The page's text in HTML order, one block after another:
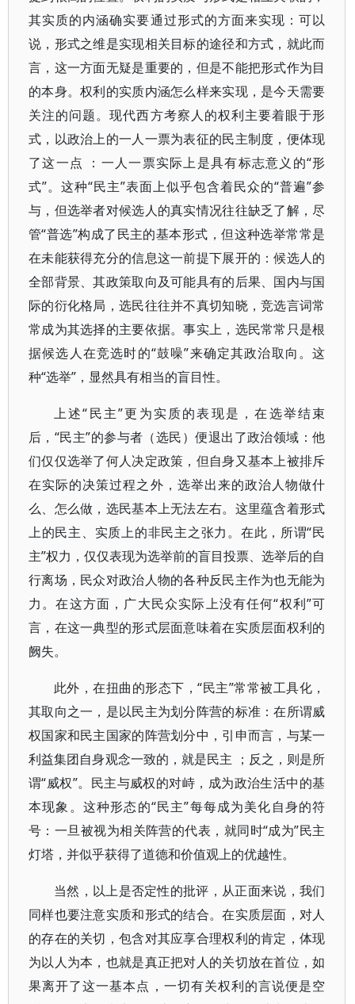
其实质的内涵确实要通过形式的方面来实现：可以
说，形式之维是实现相关目标的途径和方式，就此而
言，这一方面无疑是重要的，但是不能把形式作为目
的本身。权利的实质内涵怎么样来实现，是今天需要
关注的问题。现代西方考察人的权利主要着眼于形
式，以政治上的一人一票为表征的民主制度，便体现
了这一点 ：一人一票实际上是具有标志意义的“形
式”。这种“民主”表面上似乎包含着民众的“普遍”参
与，但选举者对候选人的真实情况往往缺乏了解，尽
管“普选”构成了民主的基本形式，但这种选举常常是
在未能获得充分的信息这一前提下展开的：候选人的
全部背景、其政策取向及可能具有的后果、国内与国
际的衍化格局，选民往往并不真切知晓，竞选言词常
常成为其选择的主要依据。事实上，选民常常只是根
据候选人在竞选时的“鼓噪”来确定其政治取向。这
种“选举”，显然具有相当的盲目性。
上述“民主”更为实质的表现是，在选举结束
后，“民主”的参与者（选民）便退出了政治领域：他
们仅仅选举了何人决定政策，但自身又基本上被排斥
在实际的决策过程之外，选举出来的政治人物做什
么、怎么做，选民基本上无法左右。这里蕴含着形式
上的民主、实质上的非民主之张力。在此，所谓“民
主”权力，仅仅表现为选举前的盲目投票、选举后的自
行离场，民众对政治人物的各种反民主作为也无能为
力。在这方面，广大民众实际上没有任何“权利”可
言，在这一典型的形式层面意味着在实质层面权利的
阙失。
此外，在扭曲的形态下，“民主”常常被工具化，
其取向之一，是以民主为划分阵营的标准：在所谓威
权国家和民主国家的阵营划分中，引申而言，与某一
利益集团自身观念一致的，就是民主 ；反之，则是所
谓“威权”。民主与威权的对峙，成为政治生活中的基
本现象。这种形态的“民主”每每成为美化自身的符
号：一旦被视为相关阵营的代表，就同时“成为”民主
灯塔，并似乎获得了道德和价值观上的优越性。
当然，以上是否定性的批评，从正面来说，我们
同样也要注意实质和形式的结合。在实质层面，对人
的存在的关切，包含对其应享合理权利的肯定，体现
为以人为本，也就是真正把对人的关切放在首位，如
果离开了这一基本点，一切有关权利的言说便是空